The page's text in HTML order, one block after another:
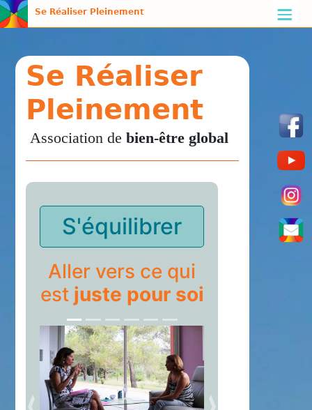
Se Réaliser Pleinement
Se Réaliser
Pleinement
Association de bien-être global
S'équilibrer
Aller vers ce qui
est juste pour soi
précédent suivant